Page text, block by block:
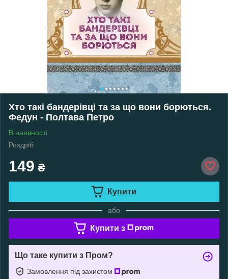
Хто такі бандерівці та за що вони борються.
Федун - Полтава Петро
В наявності
Роздріб
149 ₴
Купити
або
Купити з
Що таке купити з Пром?
Замовлення під захистом